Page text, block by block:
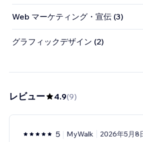
Web マーケティング・宣伝 (3)
グラフィックデザイン (2)
レビュー 4.9(9)
5 MyWalk 2026年5月8